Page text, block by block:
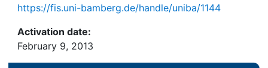
https://fis.uni-bamberg.de/handle/uniba/1144
Activation date:
February 9, 2013